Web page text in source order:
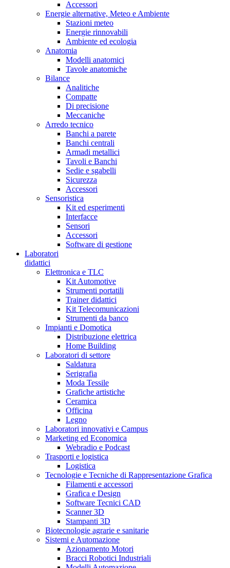
Accessori
Energie alternative, Meteo e Ambiente
Stazioni meteo
Energie rinnovabili
Ambiente ed ecologia
Anatomia
Modelli anatomici
Tavole anatomiche
Bilance
Analitiche
Compatte
Di precisione
Meccaniche
Arredo tecnico
Banchi a parete
Banchi centrali
Armadi metallici
Tavoli e Banchi
Sedie e sgabelli
Sicurezza
Accessori
Sensoristica
Kit ed esperimenti
Interfacce
Sensori
Accessori
Software di gestione
Laboratori
didattici
Elettronica e TLC
Kit Automotive
Strumenti portatili
Trainer didattici
Kit Telecomunicazioni
Strumenti da banco
Impianti e Domotica
Distribuzione elettrica
Home Building
Laboratori di settore
Saldatura
Serigrafia
Moda Tessile
Grafiche artistiche
Ceramica
Officina
Legno
Laboratori innovativi e Campus
Marketing ed Economica
Webradio e Podcast
Trasporti e logistica
Logistica
Tecnologie e Tecniche di Rappresentazione Grafica
Filamenti e accessori
Grafica e Design
Software Tecnici CAD
Scanner 3D
Stampanti 3D
Biotecnologie agrarie e sanitarie
Sistemi e Automazione
Azionamento Motori
Bracci Robotici Industriali